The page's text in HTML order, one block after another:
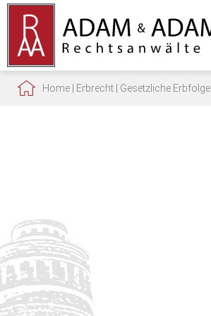
Home Erbrecht Gesetzliche Erbfolge